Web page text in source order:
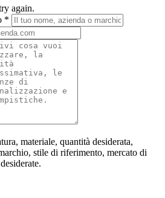
again.
*
materiale, quantità desiderata,
stile di riferimento, mercato di